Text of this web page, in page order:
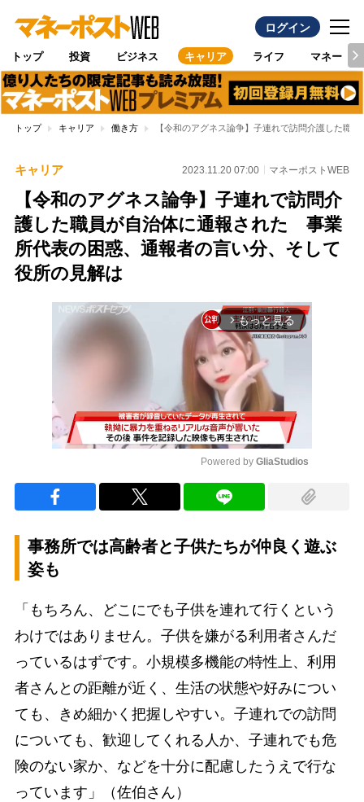
ログイン
トップ 投資 ビジネス キャリア ライフ マネー
トップ キャリア 働き方 【令和のアグネス論争】子連れで訪問介護した職
キャリア 2023.11.20 07:00 マネーポストWEB
【令和のアグネス論争】子連れで訪問介
護した職員が自治体に通報された 事業
所代表の困惑、通報者の言い分、そして
役所の見解は
arrow_forward_ios もっと見る
Powered by GliaStudios
事務所では高齢者と子供たちが仲良く遊ぶ
姿も
「もちろん、どこにでも子供を連れて行くという
わけではありません。子供を嫌がる利用者さんだ
っているはずです。小規模多機能の特性上、利用
者さんとの距離が近く、生活の状態や好みについ
ても、きめ細かく把握しやすい。子連れでの訪問
についても、歓迎してくれる人か、子連れでも危
険のない家か、などを十分に配慮したうえで行な
っています」（佐伯さん）